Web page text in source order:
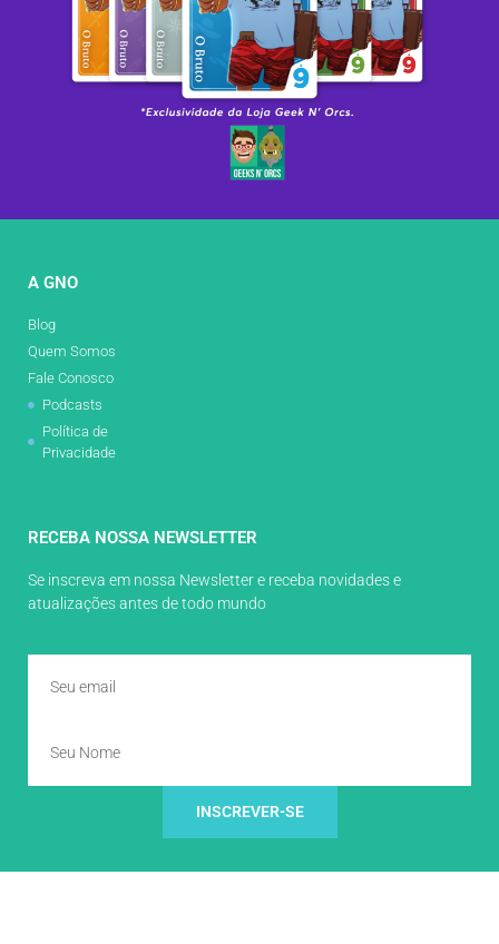
A GNO
Blog
Quem Somos
Fale Conosco
Podcasts
Política de
Privacidade
RECEBA NOSSA NEWSLETTER
Se inscreva em nossa Newsletter e receba novidades e
atualizações antes de todo mundo
INSCREVER-SE